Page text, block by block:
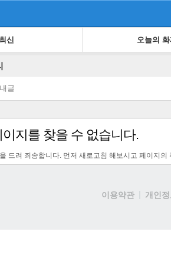
최신 오늘의 화
내글
지를 찾을 수 없습니다.
드려 죄송합니다. 먼저 새로고침 해보시고 페이지
이용약관
개인